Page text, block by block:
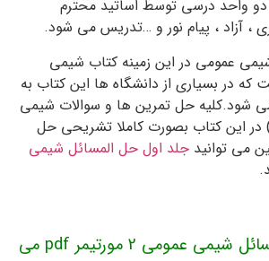
واحد درسی توسط اساتید محترم
، آزاد ، پیام نور و …تدریس می شود.
عمومی در این زمینه کتاب شیمی
است که در بسیاری از دانشگاه ها این کتاب به
شود.کلیه حل تمرین ها و سوالات شیمی
2 (دوم ) در این کتاب بصورت کاملا تشریحی حل
می توانید جلد اول حل المسائل شیمی
آنچه در تشریح مسائل شیمی عمومی 2 مورتیمر pdf می